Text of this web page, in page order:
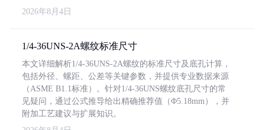
2026年8月4日
1/4-36UNS-2A螺纹标准尺寸
本文详细解析1/4-36UNS-2A螺纹的标准尺寸及底孔计算，
包括外径、螺距、公差等关键参数，并提供专业数据来源
（ASME B1.1标准）。针对1/4-36UNS螺纹底孔尺寸的常
见疑问，通过公式推导给出精确推荐值（Φ5.18mm），并
附加工艺建议与扩展知识。